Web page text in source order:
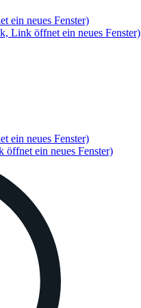
ein neues Fenster)
Link öffnet ein neues Fenster)
ein neues Fenster)
ein neues Fenster)